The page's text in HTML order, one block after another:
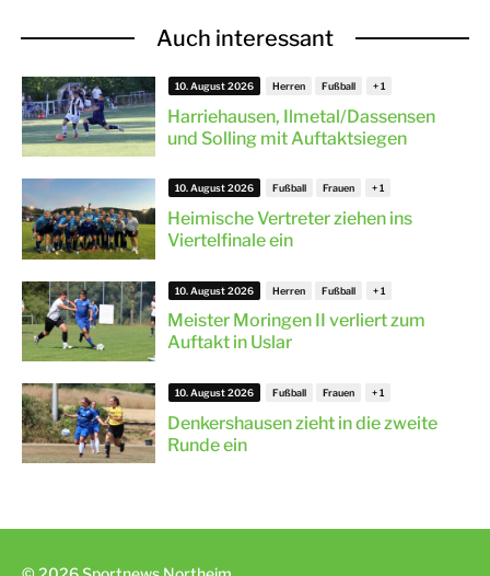
Auch interessant
Harriehausen, Ilmetal/Dassensen
und Solling mit Auftaktsiegen
10. August 2026 Herren Fußball
Heimische Vertreter ziehen ins
Viertelfinale ein
10. August 2026 Fußball Frauen
Meister Moringen II verliert zum
Auftakt in Uslar
10. August 2026 Herren Fußball
Denkershausen zieht in die zweite
Runde ein
10. August 2026 Fußball Frauen